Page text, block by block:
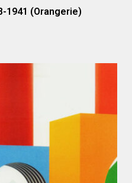
1941 (Orangerie)